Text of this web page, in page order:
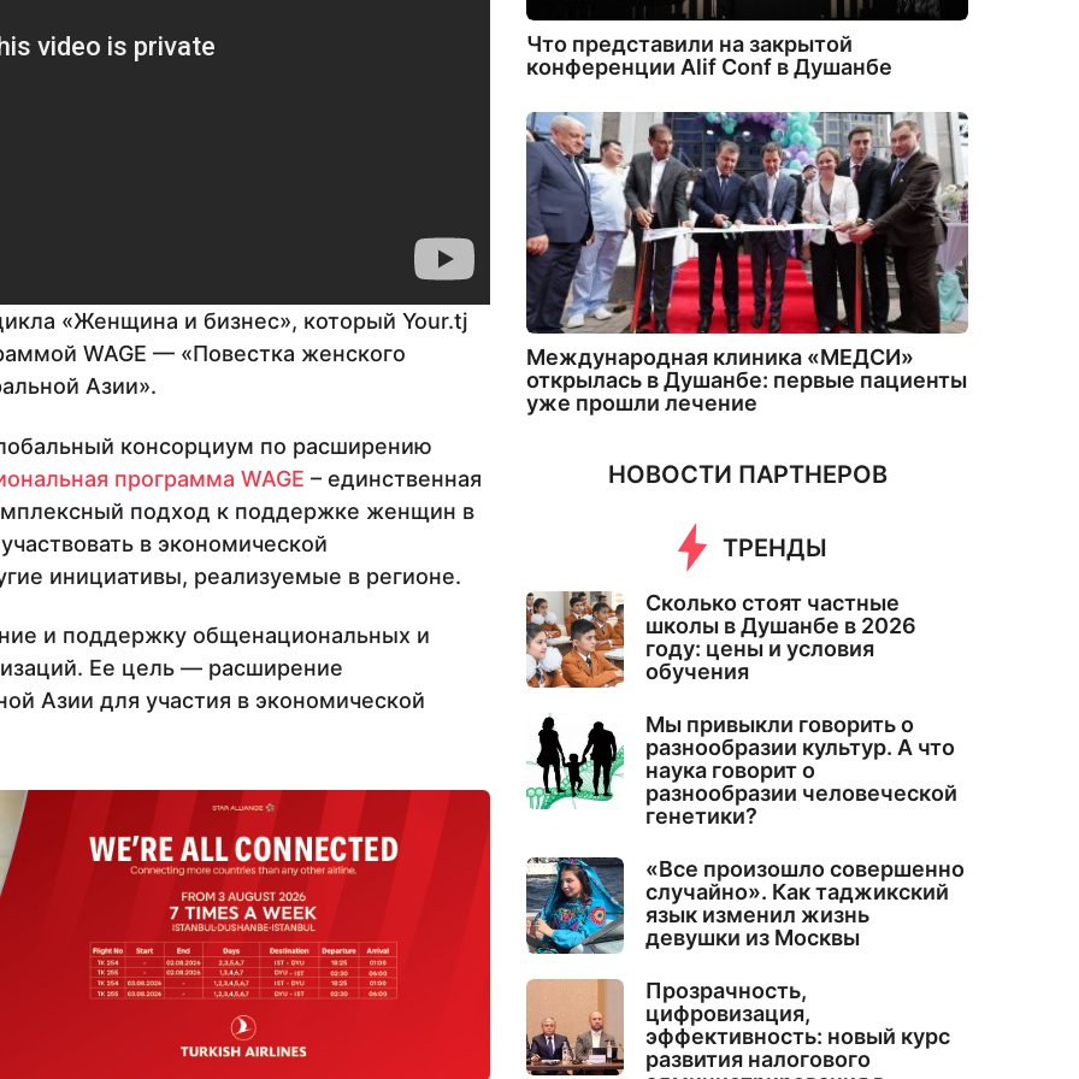
«Женщина и бизнес», который Your.tj
WAGE — «Повестка женского
Азии».
консорциум по расширению
программа WAGE – единственная
подход к поддержке женщин в
в экономической
инициативы, реализуемые в регионе.
и поддержку общенациональных и
Ее цель — расширение
Азии для участия в экономической
Что представили на закрытой
конференции Alif Conf в Душанбе
Международная клиника «МЕДСИ»
открылась в Душанбе: первые пациенты
уже прошли лечение
НОВОСТИ ПАРТНЕРОВ
ТРЕНДЫ
Сколько стоят частные
школы в Душанбе в 2026
году: цены и условия
обучения
Мы привыкли говорить о
разнообразии культур. А что
наука говорит о
разнообразии человеческой
генетики?
«Все произошло совершенно
случайно». Как таджикский
язык изменил жизнь
девушки из Москвы
Прозрачность,
цифровизация,
эффективность: новый курс
развития налогового